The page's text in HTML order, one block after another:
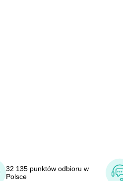
32 135 punktów odbioru w
Polsce